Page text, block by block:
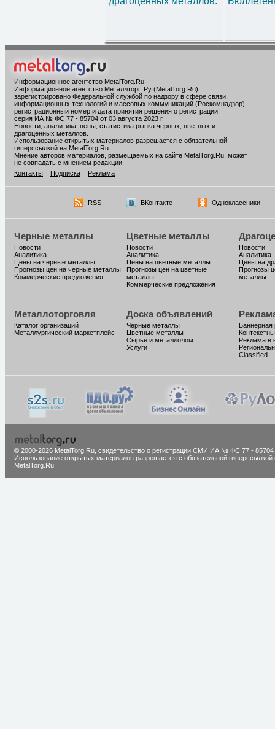
Информационное агентство MetalTorg.Ru
Информационное агентство Металлторг. Ру (MetalTorg.Ru)
зарегистрировано Федеральной службой по надзору в сфере связи,
информационных технологий и массовых коммуникаций (Роскомнадзор),
регистрационный номер и дата принятия решения о регистрации:
серия ИА № ФС 77 - 85704 от 03 августа 2023 г.
Новости, аналитика, цены, статистика рынка черных, цветных и
драгоценных металлов.
Использование открытых материалов разрешается с обязательной
гиперссылкой на MetalTorg.Ru
Мнение авторов материалов, размещаемых на сайте MetalTorg.Ru, может
не совпадать с мнением редакции.
Контакты
Подписка Реклама
RSS ВКонтакте Одноклассники
Черные металлы
Новости
Аналитика
Цены на черные металлы
Прогнозы цен на черные металлы
Коммерческие предложения
Цветные металлы
Новости
Аналитика
Цены на цветные металлы
Прогнозы цен на цветные
металлы
Коммерческие предложения
Новости
Аналитика
Цены на
Прогнозы
металлы
Металлоторговля
Каталог организаций
Металлургический маркетплейс
Доска объявлений
Черные металлы
Цветные металлы
Сырье и металлолом
Услуги
Баннерная
Реклама в
Classified
© 2000-2026 MetalTorg.Ru, cвидетельство о регистрации СМИ ИА № ФС 77 - 85704
Использование открытых материалов разрешается с обязательной гиперссылкой
MetalTorg.Ru